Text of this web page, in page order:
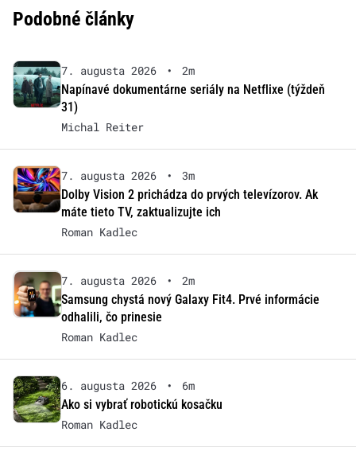
Podobné články
7. augusta 2026 •
2m
Napínavé dokumentárne seriály na Netflixe (týždeň
31)
Michal Reiter
7. augusta 2026 •
3m
Dolby Vision 2 prichádza do prvých televízorov. Ak
máte tieto TV, zaktualizujte ich
Roman Kadlec
7. augusta 2026 •
2m
Samsung chystá nový Galaxy Fit4. Prvé informácie
odhalili, čo prinesie
Roman Kadlec
6. augusta 2026 •
6m
Ako si vybrať robotickú kosačku
Roman Kadlec